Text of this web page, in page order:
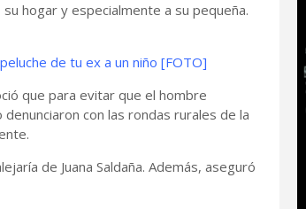
hogar y especialmente a su pequeña.
de tu ex a un niño [FOTO]
que para evitar que el hombre
con las rondas rurales de la
de Juana Saldaña. Además, aseguró